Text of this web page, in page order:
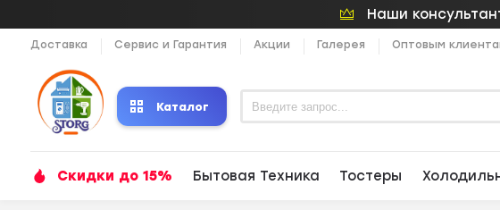
Наши
Доставка Сервис и Гарантия Акции Галерея Оптовым
Каталог
Скидки до 15% Бытовая Техника Тостеры